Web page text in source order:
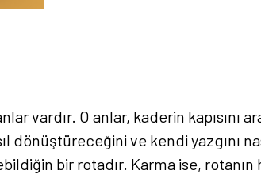
vardır. O anlar, kaderin
dönüştüreceğini ve kendi yazgını
bir rotadır. Karma ise, rotanın